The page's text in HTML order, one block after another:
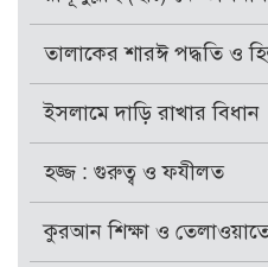
তালাকের শারঈ পদ্ধতি ও
ইসলামে দাড়ি রাখার বিধান
হজ্জ : গুরুত্ব ও ফযীলত
কুরআন শিক্ষা ও